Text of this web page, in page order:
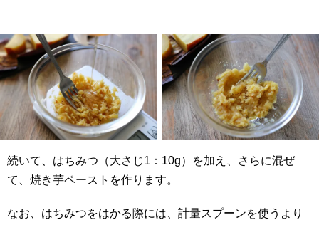
続いて、はちみつ（大さじ1：10g）を加え、さらに混ぜ
て、焼き芋ペーストを作ります。
なお、はちみつをはかる際には、計量スプーンを使うより